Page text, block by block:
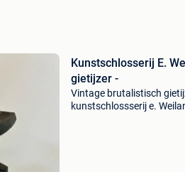
Kunstschlosserij E.
gietijzer -
Vintage brutalistisch
kunstschlossserij e.